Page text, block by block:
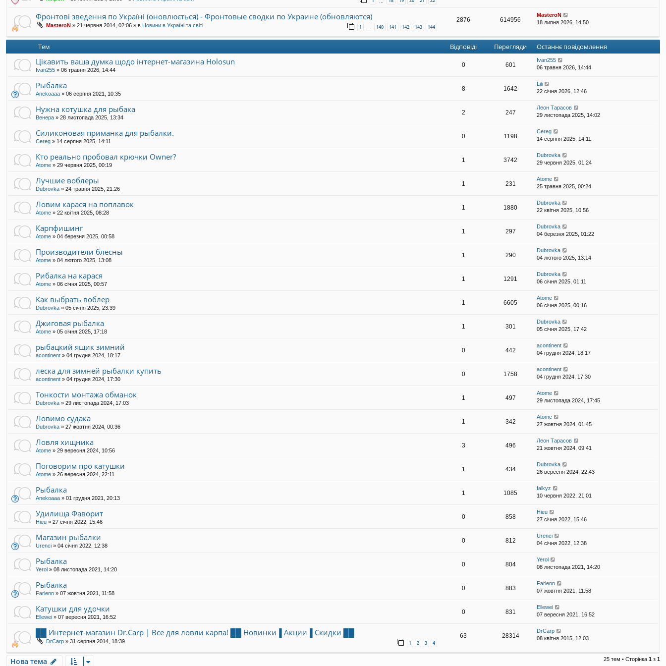
…
Фронтові зведення по Україні (оновлюється) - Фронтовые сводки по Украине (обновляются)
MasteroN » 21 червня 2014, 02:06 » в Новини в Україні та світі 1 … 140 141 142 143 144
2876 614956
MasteroN
18 липня 2026, 14:50
Тем Відповіді Перегляди Останнє повідомлення
Цікавить ваша думка щодо інтернет-магазина Holosun
Ivan255 » 06 травня 2026, 14:44
0 601
Ivan255
06 травня 2026, 14:44
Рыбалка
Anekoaaa » 06 серпня 2021, 10:35
8 1642
Lili
22 січня 2026, 12:46
Нужна котушка для рыбака
Венера » 28 листопада 2025, 13:34
2 247
Леон Тарасов
29 листопада 2025, 14:02
Силиконовая приманка для рыбалки.
Cereg » 14 серпня 2025, 14:11
0 1198
Cereg
14 серпня 2025, 14:11
Кто реально пробовал крючки Owner?
Atome » 29 червня 2025, 00:19
1 3742
Dubrovka
29 червня 2025, 01:24
Лучшие воблеры
Dubrovka » 24 травня 2025, 21:26
1 231
Atome
25 травня 2025, 00:24
Ловим карася на поплавок
Atome » 22 квітня 2025, 08:28
1 1880
Dubrovka
22 квітня 2025, 10:56
Карпфишинг
Atome » 04 березня 2025, 00:58
1 297
Dubrovka
04 березня 2025, 01:22
Производители блесны
Atome » 04 лютого 2025, 13:08
1 290
Dubrovka
04 лютого 2025, 13:14
Рибалка на карася
Atome » 06 січня 2025, 00:57
1 1291
Dubrovka
06 січня 2025, 01:11
Как выбрать воблер
Dubrovka » 05 січня 2025, 23:39
1 6605
Atome
06 січня 2025, 00:16
Джиговая рыбалка
Atome » 05 січня 2025, 17:18
1 301
Dubrovka
05 січня 2025, 17:42
рыбацкий ящик зимний
acontinent » 04 грудня 2024, 18:17
0 442
acontinent
04 грудня 2024, 18:17
леска для зимней рыбалки купить
acontinent » 04 грудня 2024, 17:30
0 1758
acontinent
04 грудня 2024, 17:30
Тонкости монтажа обманок
Dubrovka » 29 листопада 2024, 17:03
1 497
Atome
29 листопада 2024, 17:45
Ловимо судака
Dubrovka » 27 жовтня 2024, 00:36
1 342
Atome
27 жовтня 2024, 01:45
Ловля хищника
Atome » 29 вересня 2024, 10:56
3 496
Леон Тарасов
21 жовтня 2024, 09:41
Поговорим про катушки
Atome » 26 вересня 2024, 22:11
1 434
Dubrovka
26 вересня 2024, 22:43
Рыбалка
Anekoaaa » 01 грудня 2021, 20:13
1 1085
falkyz
10 червня 2022, 21:01
Удилища Фаворит
Hieu » 27 січня 2022, 15:46
0 858
Hieu
27 січня 2022, 15:46
Магазин рыбалки
Urenci » 04 січня 2022, 12:38
0 812
Urenci
04 січня 2022, 12:38
Рыбалка
Yerol » 08 листопада 2021, 14:20
0 804
Yerol
08 листопада 2021, 14:20
Рыбалка
Farienn » 07 жовтня 2021, 11:58
0 883
Farienn
07 жовтня 2021, 11:58
Катушки для удочки
Ellewei » 07 вересня 2021, 16:52
0 831
Ellewei
07 вересня 2021, 16:52
██ Интернет-магазин Dr.Carp | Все для ловли карпа! ██ Новинки▐ Акции▐ Скидки ██
DrCarp » 31 серпня 2014, 18:39 1 2 3 4
63 28314
DrCarp
08 квітня 2015, 12:03
Нова тема 25 тем • Сторінка 1 з 1